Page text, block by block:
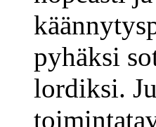
pyhäksi
lordiksi.